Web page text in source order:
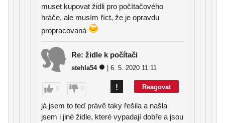
muset kupovat židli pro počítačového
hráče, ale musím říct, že je opravdu
propracovaná
Re: židle k počítači
stehla54 | 6. 5. 2020 11:11
0 0 Reagovat
!
já jsem to teď právě taky řešila a našla
jsem i jiné židle, které vypadají dobře a jsou